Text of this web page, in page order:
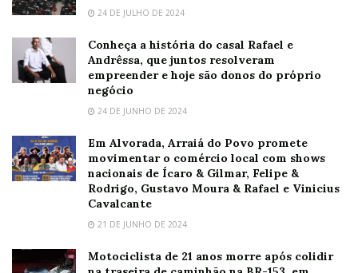
24 DE JULHO DE 2024
Conheça a história do casal Rafael e
Andrêssa, que juntos resolveram
empreender e hoje são donos do próprio
negócio
24 DE JUNHO DE 2024
Em Alvorada, Arraiá do Povo promete
movimentar o comércio local com shows
nacionais de Ícaro & Gilmar, Felipe &
Rodrigo, Gustavo Moura & Rafael e Vinicius
Cavalcante
21 DE JUNHO DE 2024
Motociclista de 21 anos morre após colidir